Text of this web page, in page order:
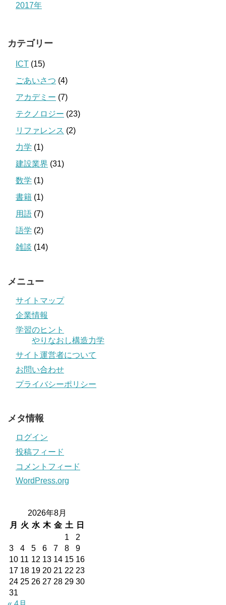
2017年
カテゴリー
ICT (15)
ごあいさつ (4)
アカデミー (7)
テクノロジー (23)
リファレンス (2)
力学 (1)
建設業界 (31)
数学 (1)
書籍 (1)
用語 (7)
語学 (2)
雑談 (14)
メニュー
サイトマップ
企業情報
学習のヒント
やりなおし構造力学
サイト運営者について
お問い合わせ
プライバシーポリシー
メタ情報
ログイン
投稿フィード
コメントフィード
WordPress.org
2026年8月
月
火 水 木 金 土
日
1
2
3
4 5 6 7 8
9
10 11 12 13 14 15 16
17 18 19 20 21 22 23
24 25 26 27 28 29 30
31